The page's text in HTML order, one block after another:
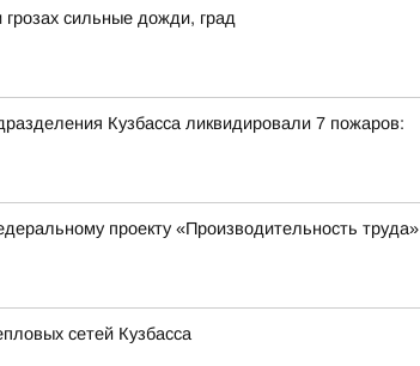
сильные дожди, град
Кузбасса ликвидировали 7 пожаров:
проекту «Производительность труда»
сетей Кузбасса